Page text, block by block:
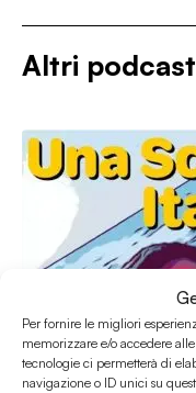
Per fornire le migliori
memorizzare e/o accedere
tecnologie ci permetterà di
navigazione o ID unici su
Altri